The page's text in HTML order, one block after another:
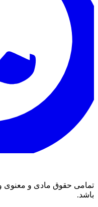
تمامی حقوق مادی و
باشد.